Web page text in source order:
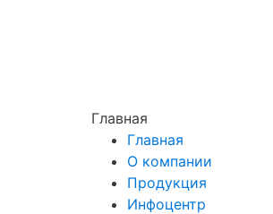
Главная
Главная
О компании
Продукция
Инфоцентр